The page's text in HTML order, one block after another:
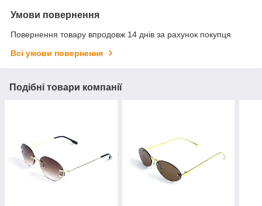
Умови повернення
Повернення товару впродовж 14 днів за рахунок покупця
Всі умови повернення
Подібні товари компанії